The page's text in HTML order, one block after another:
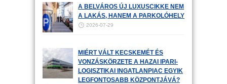
A BELVÁROS ÚJ LUXUSCIKKE NEM
A LAKÁS, HANEM A PARKOLÓHELY
2026-07-29
MIÉRT VÁLT KECSKEMÉT ÉS
VONZÁSKÖRZETE A HAZAI IPARI-
LOGISZTIKAI INGATLANPIAC EGYIK
LEGFONTOSABB KÖZPONTJÁVÁ?